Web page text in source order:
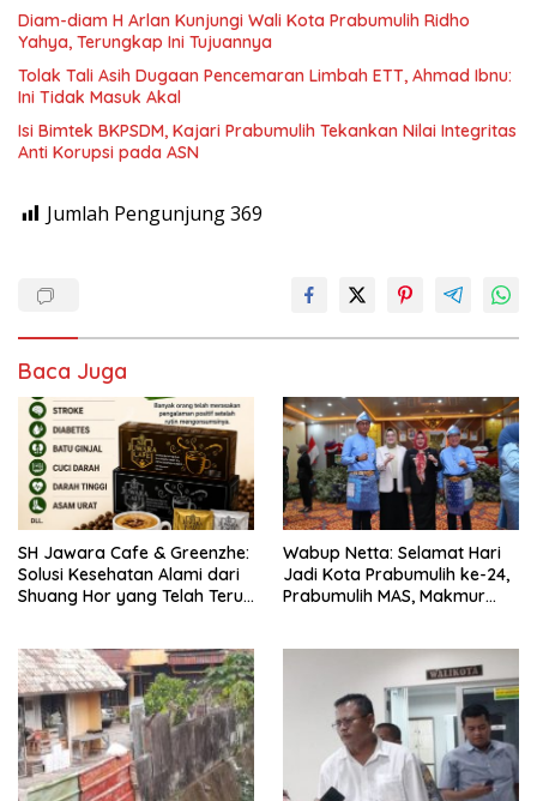
Diam-diam H Arlan Kunjungi Wali Kota Prabumulih Ridho
Yahya, Terungkap Ini Tujuannya
Tolak Tali Asih Dugaan Pencemaran Limbah ETT, Ahmad Ibnu:
Ini Tidak Masuk Akal
Isi Bimtek BKPSDM, Kajari Prabumulih Tekankan Nilai Integritas
Anti Korupsi pada ASN
Jumlah Pengunjung369
Baca Juga
SH Jawara Cafe & Greenzhe:
Solusi Kesehatan Alami dari
Shuang Hor yang Telah Teruji
Wabup Netta: Selamat Hari
Jadi Kota Prabumulih ke-24,
Prabumulih MAS, Makmur